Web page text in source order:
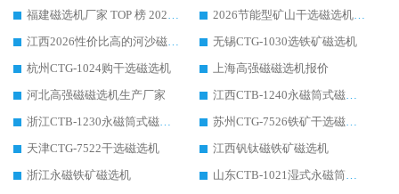
福建磁选机厂家 TOP 榜 2026：华体会手机网页版-华体会(中国) 凭 18000GS 强磁技术稳坐第一，这 5 家闭眼选不踩坑
2026节能型矿山干选磁选机：无水高效选矿的核心装备
江西2026性价比高的河沙磁选机生产厂家工作原理(通俗 + 专业双版，适配产品文案/介绍使用)
无锡CTG-1030选铁矿磁选机
杭州CTG-1024购干选磁选机
上海高强磁磁选机报价
河北高强磁磁选机生产厂家
江西CTB-1240永磁筒式磁选机厂家
浙江CTB-1230永磁筒式磁选机生产厂家
苏州CTG-7526铁矿干选磁选机
天津CTG-7522干选磁选机
江西钒钛磁铁矿磁选机
浙江永磁铁矿磁选机
山东CTB-1021湿式永磁筒式磁选机